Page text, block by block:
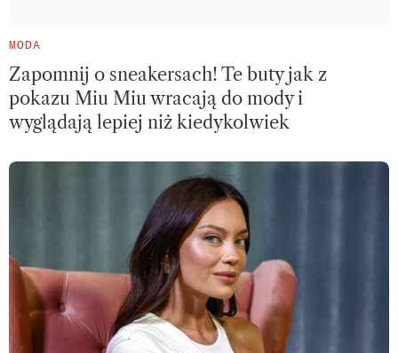
MODA
Zapomnij o sneakersach! Te buty jak z
pokazu Miu Miu wracają do mody i
wyglądają lepiej niż kiedykolwiek